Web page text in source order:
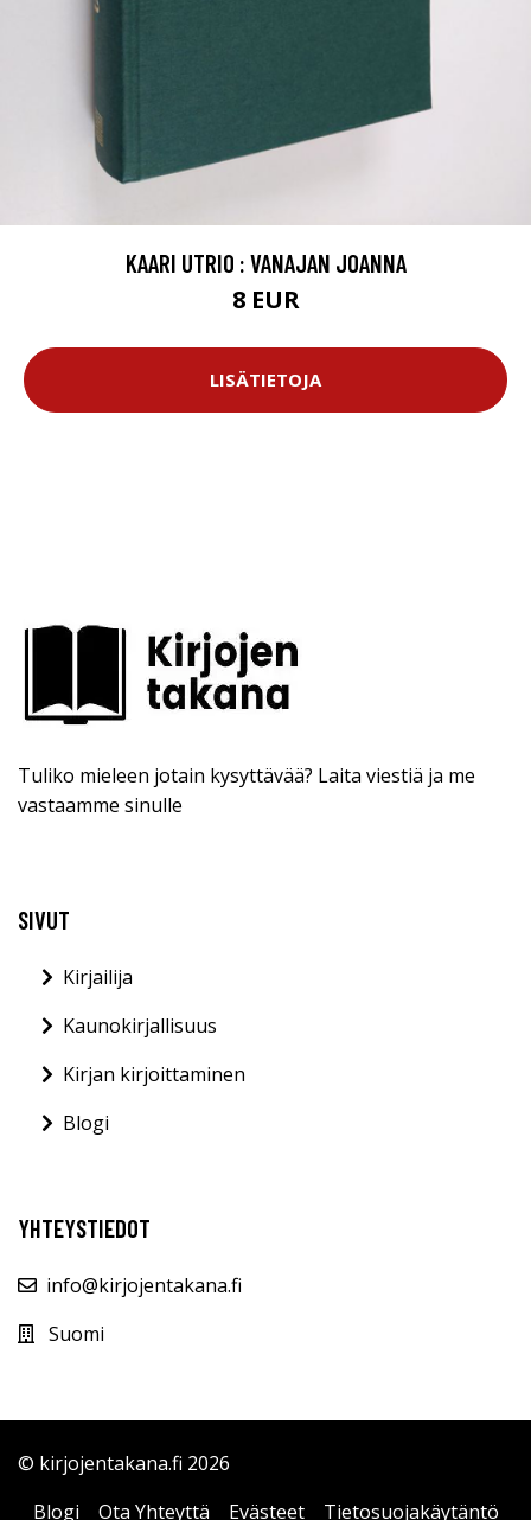
KAARI UTRIO : VANAJAN JOANNA
8 EUR
LISÄTIETOJA
Tuliko mieleen jotain kysyttävää? Laita viestiä ja me
vastaamme sinulle
SIVUT
Kirjailija
Kaunokirjallisuus
Kirjan kirjoittaminen
Blogi
YHTEYSTIEDOT
info@kirjojentakana.fi
Suomi
© kirjojentakana.fi 2026
Blogi
Ota Yhteyttä Evästeet Tietosuojakäytäntö